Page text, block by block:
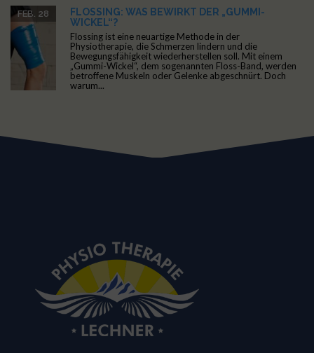
FLOSSING: WAS BEWIRKT DER „GUMMI-
WICKEL“?
FEB. 28
Flossing ist eine neuartige Methode in der
Physiotherapie, die Schmerzen lindern und die
Bewegungsfähigkeit wiederherstellen soll. Mit einem
„Gummi-Wickel“, dem sogenannten Floss-Band, werden
betroffene Muskeln oder Gelenke abgeschnürt. Doch
warum...